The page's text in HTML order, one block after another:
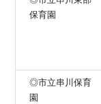
保育園
◎市立串川保育
園